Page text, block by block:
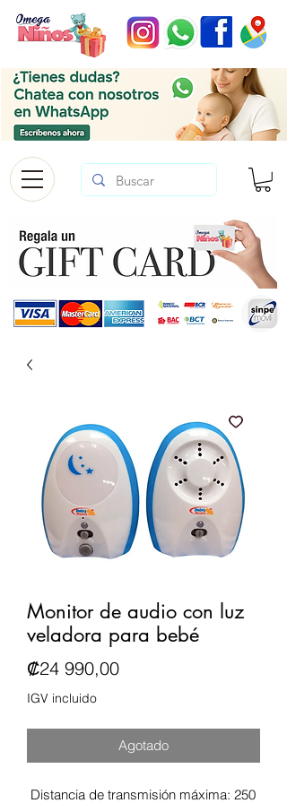
Monitor de audio con luz
veladora para bebé
₡24 990,00Precio
IGV incluido
Agotado
Distancia de transmisión máxima: 250